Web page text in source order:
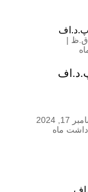
|
دسامبر 17, 2024
ماه